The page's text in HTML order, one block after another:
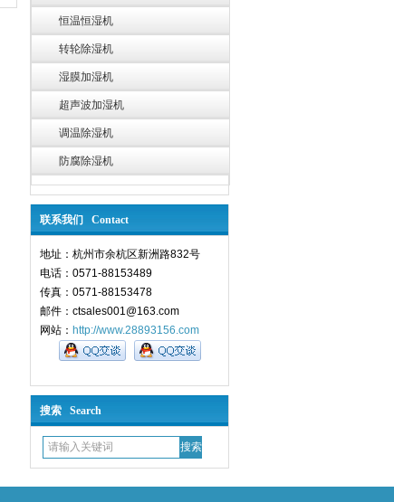
恒温恒湿机
转轮除湿机
湿膜加湿机
超声波加湿机
调温除湿机
防腐除湿机
联系我们 Contact
地址：杭州市余杭区新洲路832号
电话：0571-88153489
传真：0571-88153478
邮件：ctsales001@163.com
网站： http://www.28893156.com
搜索 Search